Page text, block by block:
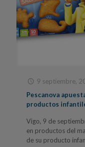
9 septiembre,
Pescanova
productos
Vigo, 9 de
en productos del
de su producto